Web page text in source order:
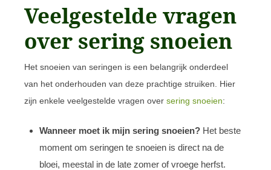
Veelgestelde vragen
over sering snoeien
Het snoeien van seringen is een belangrijk onderdeel
van het onderhouden van deze prachtige struiken. Hier
zijn enkele veelgestelde vragen over sering snoeien:
Wanneer moet ik mijn sering snoeien? Het beste
moment om seringen te snoeien is direct na de
bloei, meestal in de late zomer of vroege herfst.